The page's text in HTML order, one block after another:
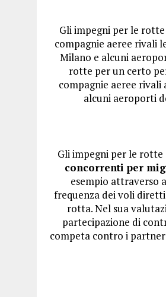
Gli impegni per le
compagnie aeree rivali
Milano e alcuni
rotte per un certo
compagnie aeree
alcuni aeroporti
Gli impegni per le
concorrenti per
esempio attraverso
frequenza dei voli
rotta. Nel sua
partecipazione di
competa contro i